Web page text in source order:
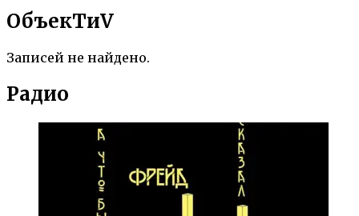
ОбъекTиV
Записей не найдено.
Радио